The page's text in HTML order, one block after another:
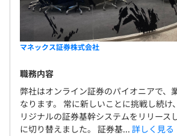
マネックス証券株式会社
職務内容
弊社はオンライン証券のパイオニアで、
なります。 常に新しいことに挑戦し続け
リジナルの証券基幹システムをリリース
に切り替えました。 証券基... 詳しく見る